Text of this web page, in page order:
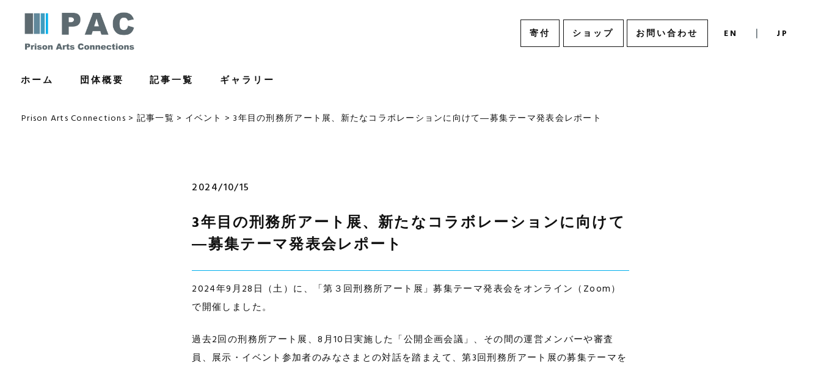
寄付 ショップ お問い合わせ
ホーム 団体概要 記事一覧 ギャラリー
Prison Arts Connections > 記事一覧 > イベント > 3年目の刑務所アート展、新たなコラボレーションに向けて―募集テーマ発表会レポート
2024/10/15
3年目の刑務所アート展、新たなコラボレーションに向けて
―募集テーマ発表会レポート
2024年9月28日（土）に、「第３回刑務所アート展」募集テーマ発表会をオンライン（Zoom）
で開催しました。
過去2回の刑務所アート展、8月10日実施した「公開企画会議」、その間の運営メンバーや審査
員、展示・イベント参加者のみなさまとの対話を踏まえて、第3回刑務所アート展の募集テーマを